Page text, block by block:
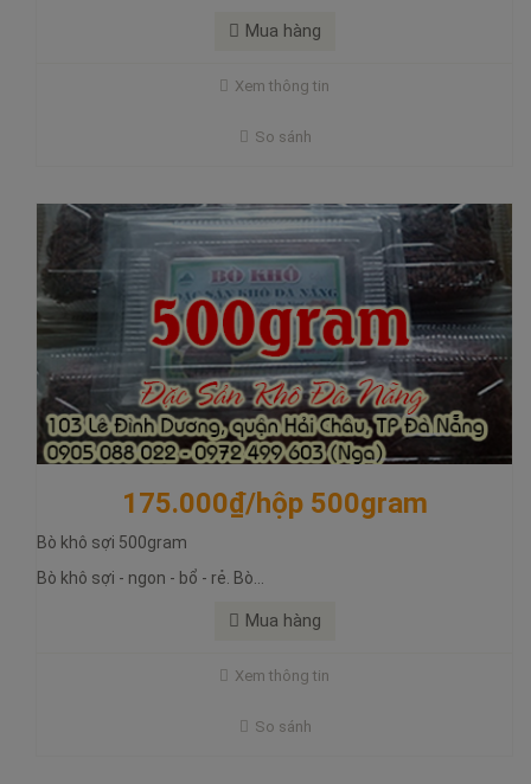
Mua hàng
Xem thông tin
So sánh
175.000₫/hộp 500gram
Bò khô sợi 500gram
Bò khô sợi - ngon - bổ - rẻ. Bò...
Mua hàng
Bò khô sợi ngon nguyên chất. Ngon bổ rẻ có tại đặc sản khô đà
Xem thông tin
So sánh
105.000₫/hộp 300gram
Bò khô sợi ngon bổ rẻ. Đặc Sản Khô Đà Nẵng. Bò ngon nguyên